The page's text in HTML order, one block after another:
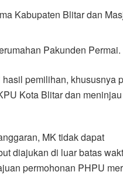
Kabupaten Blitar dan
Pakunden Permai.
pemilihan, khususnya
Kota Blitar dan
MK tidak dapat
diajukan di luar batas
permohonan PHPU